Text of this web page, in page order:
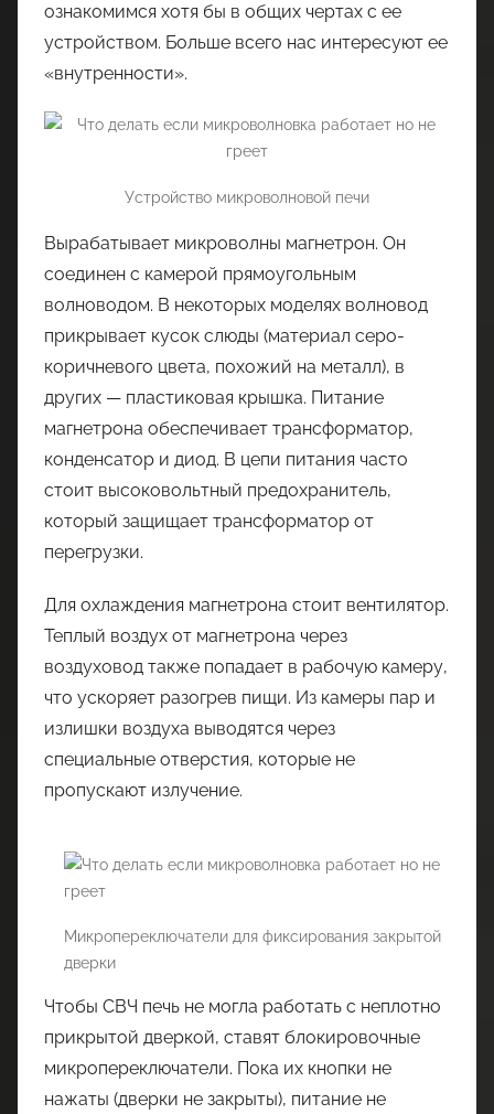
ознакомимся хотя бы в общих чертах с ее
устройством. Больше всего нас интересуют ее
«внутренности».
Устройство микроволновой печи
Вырабатывает микроволны магнетрон. Он
соединен с камерой прямоугольным
волноводом. В некоторых моделях волновод
прикрывает кусок слюды (материал серо-
коричневого цвета, похожий на металл), в
других — пластиковая крышка. Питание
магнетрона обеспечивает трансформатор,
конденсатор и диод. В цепи питания часто
стоит высоковольтный предохранитель,
который защищает трансформатор от
перегрузки.
Для охлаждения магнетрона стоит вентилятор.
Теплый воздух от магнетрона через
воздуховод также попадает в рабочую камеру,
что ускоряет разогрев пищи. Из камеры пар и
излишки воздуха выводятся через
специальные отверстия, которые не
пропускают излучение.
Микропереключатели для фиксирования закрытой
дверки
Чтобы СВЧ печь не могла работать с неплотно
прикрытой дверкой, ставят блокировочные
микропереключатели. Пока их кнопки не
нажаты (дверки не закрыты), питание не